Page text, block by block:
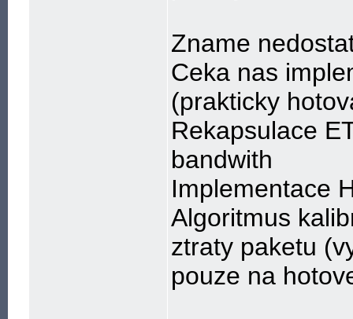
Zname
Ceka nas
(prakticky
Rekapsulace
bandwith
Implementace
Algoritmus
ztraty paketu
pouze na